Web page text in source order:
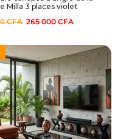
Milla 3 places violet
CFA 265 000 CFA